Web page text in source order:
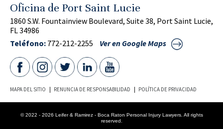
Oficina de Port Saint Lucie
1860 S.W. Fountainview Boulevard, Suite 38, Port Saint Lucie,
FL 34986
Teléfono: 772-212-2255 Ver en Google Maps
MAPA DEL SITIO RENUNCIA DE RESPONSABILIDAD POLÍTICA DE PRIVACIDAD
© 2022 - 2026 Leifer & Ramirez - Boca Raton Personal Injury Lawyers. All rights
reserved.